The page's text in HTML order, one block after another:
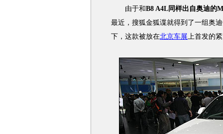
由于和B8 A4L同样出自奥迪的
最近，搜狐金狐谍就得到了一组奥
下，这款被放在北京车展上首发